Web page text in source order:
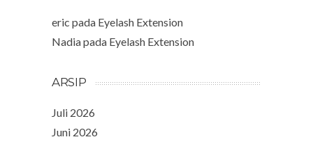
eric pada Eyelash Extension
Nadiapada Eyelash Extension
ARSIP
Juli 2026
Juni 2026